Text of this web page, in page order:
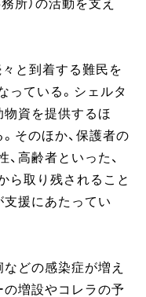
所）の活動を支え
と到着する難民を
っている。シェルタ
物資を提供するほ
そのほか、保護者の
高齢者といった、
ら取り残されること
支援にあたってい
どの感染症が増え
の増設やコレラの予